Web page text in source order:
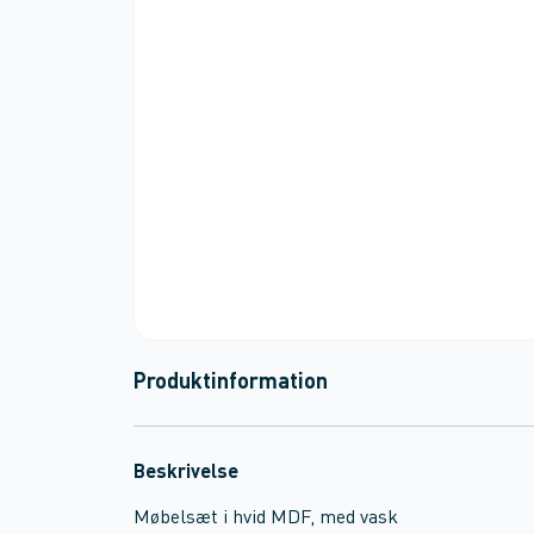
Produktinformation
Beskrivelse
Møbelsæt i hvid MDF, med vask